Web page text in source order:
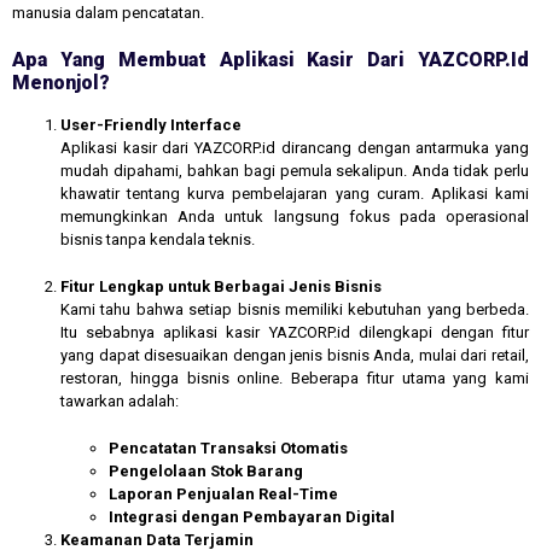
manusia dalam pencatatan.
Apa Yang Membuat Aplikasi Kasir Dari YAZCORP.id
Menonjol?
User-Friendly Interface
Aplikasi kasir dari YAZCORP.id dirancang dengan antarmuka yang
mudah dipahami, bahkan bagi pemula sekalipun. Anda tidak perlu
khawatir tentang kurva pembelajaran yang curam. Aplikasi kami
memungkinkan Anda untuk langsung fokus pada operasional
bisnis tanpa kendala teknis.
Fitur Lengkap untuk Berbagai Jenis Bisnis
Kami tahu bahwa setiap bisnis memiliki kebutuhan yang berbeda.
Itu sebabnya aplikasi kasir YAZCORP.id dilengkapi dengan fitur
yang dapat disesuaikan dengan jenis bisnis Anda, mulai dari retail,
restoran, hingga bisnis online. Beberapa fitur utama yang kami
tawarkan adalah:
Pencatatan Transaksi Otomatis
Pengelolaan Stok Barang
Laporan Penjualan Real-Time
Integrasi dengan Pembayaran Digital
Keamanan Data Terjamin